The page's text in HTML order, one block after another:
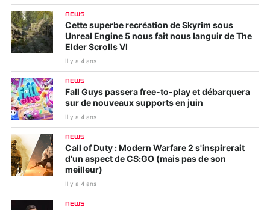
NEWS
Cette superbe recréation de Skyrim sous
Unreal Engine 5 nous fait nous languir de The
Elder Scrolls VI
Il y a 4 ans
NEWS
Fall Guys passera free-to-play et débarquera
sur de nouveaux supports en juin
Il y a 4 ans
NEWS
Call of Duty : Modern Warfare 2 s'inspirerait
d'un aspect de CS:GO (mais pas de son
meilleur)
Il y a 4 ans
NEWS